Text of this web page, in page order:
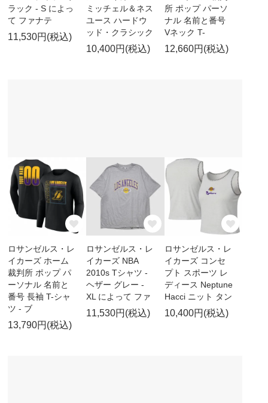
ラック - S によっ
て ファナテ
11,530円(税込)
ミッチェル＆ネス
ユース ハードウ
ッド・クラシック
10,400円(税込)
所 ポップ パーソ
ナル 名前と番号
Vネック T-
12,660円(税込)
ロサンゼルス・レ
イカーズ ホーム
裁判所 ポップ パ
ーソナル 名前と
番号 長袖 T-シャ
ツ - ブ
13,790円(税込)
ロサンゼルス・レ
イカーズ NBA
2010s Tシャツ -
ヘザー グレー -
XL によって ファ
11,530円(税込)
ロサンゼルス・レ
イカーズ コンセ
プト スポーツ レ
ディース Neptune
Hacci ニット タン
10,400円(税込)